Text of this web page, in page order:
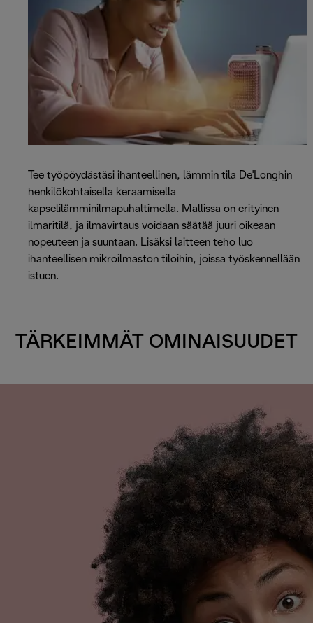
Tee työpöydästäsi ihanteellinen, lämmin tila De'Longhin
henkilökohtaisella keraamisella
kapselilämminilmapuhaltimella. Mallissa on erityinen
ilmaritilä, ja ilmavirtaus voidaan säätää juuri oikeaan
nopeuteen ja suuntaan. Lisäksi laitteen teho luo
ihanteellisen mikroilmaston tiloihin, joissa työskennellään
istuen.
TÄRKEIMMÄT OMINAISUUDET